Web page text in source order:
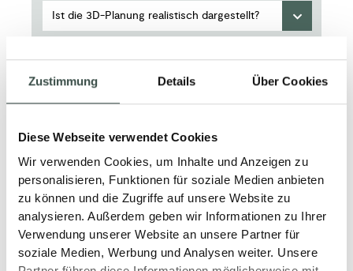
Zustimmung Details Über Cookies
Diese Webseite verwendet Cookies
Wir verwenden Cookies, um Inhalte und Anzeigen zu
personalisieren, Funktionen für soziale Medien anbieten
zu können und die Zugriffe auf unsere Website zu
analysieren. Außerdem geben wir Informationen zu Ihrer
Verwendung unserer Website an unsere Partner für
soziale Medien, Werbung und Analysen weiter. Unsere
Ist die 3D-Planung realistisch dargestellt?
Kann ich Muster mit nach Hause nehmen?
Was benötige ich für eine Badplanung?
Planen Sie mein Bad individuell?
Planung Privatkunden